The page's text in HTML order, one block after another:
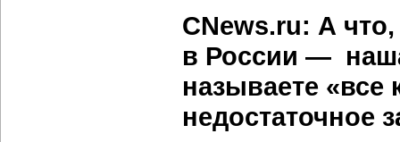
CNews.ru: А
в России —
называете «все
недостаточное